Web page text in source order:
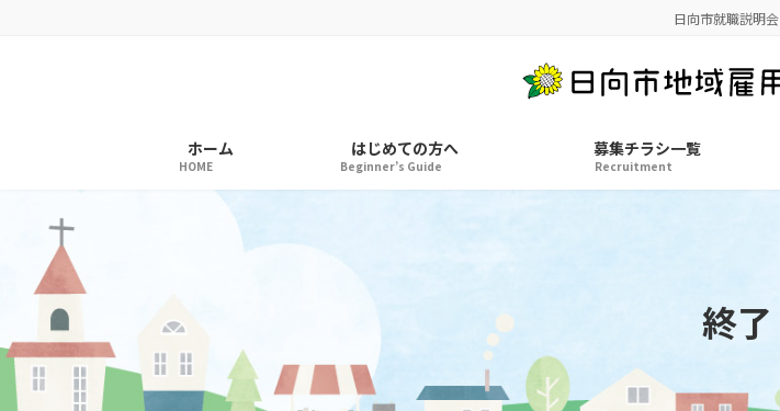
日向市就職説明会
ホーム
HOME
はじめての方へ
Beginner’s Guide
募集チラシ一覧
Recruitment
終了